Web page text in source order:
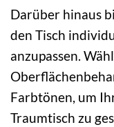
Darüber hinaus
den Tisch
anzupassen.
Farbtönen, um
Traumtisch zu